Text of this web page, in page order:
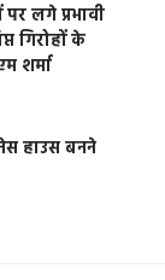
पर लगे प्रभावी
गिरोहों के
शर्मा
हाउस बनने